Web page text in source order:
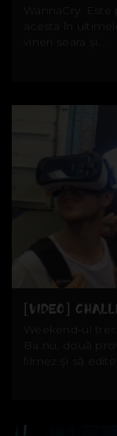
WannaCry.
acesta în
[VIDEO]
Weekend-ul
Ba nu, două
filmez și să